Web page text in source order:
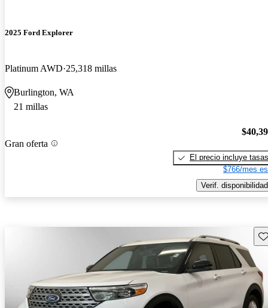
2025 Ford Explorer
Platinum AWD 25,318 millas
Burlington, WA
21 millas
Gran oferta
El precio incluye tasas
$766/mes
Verif. disponibilidad